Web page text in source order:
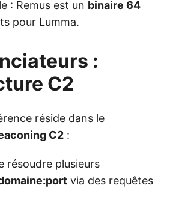
: Remus est un binaire 64
pour Lumma.
:
C2
réside dans le
C2 :
résoudre plusieurs
via des requêtes